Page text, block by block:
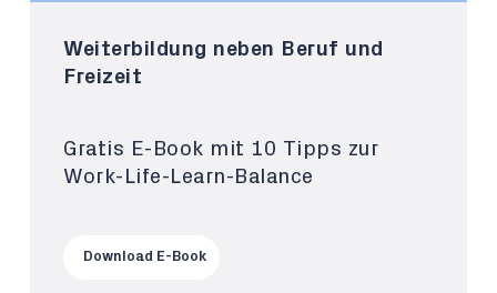
Weiterbildung neben Beruf und
Freizeit
Gratis E-Book mit 10 Tipps zur
Work-Life-Learn-Balance
Download E-Book